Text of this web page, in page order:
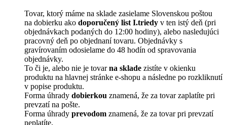
Tovar, ktorý máme na sklade zasielame Slovenskou poštou
na dobierku ako doporučený list I.triedy v ten istý deň (pri
objednávkach podaných do 12:00 hodiny), alebo nasledujúci
pracovný deň po objednaní tovaru. Objednávky s
gravírovaním odosielame do 48 hodín od spravovania
objednávky.
To či je, alebo nie je tovarna sklade zistíte v okienku
produktu na hlavnej stránke e-shopu a následne po rozkliknutí
v popise produktu.
Forma úhrady dobierkou znamená, že za tovar zaplatíte pri
prevzatí na pošte.
Forma úhrady prevodom znamená, že za tovar pri prevzatí
neplatíte.